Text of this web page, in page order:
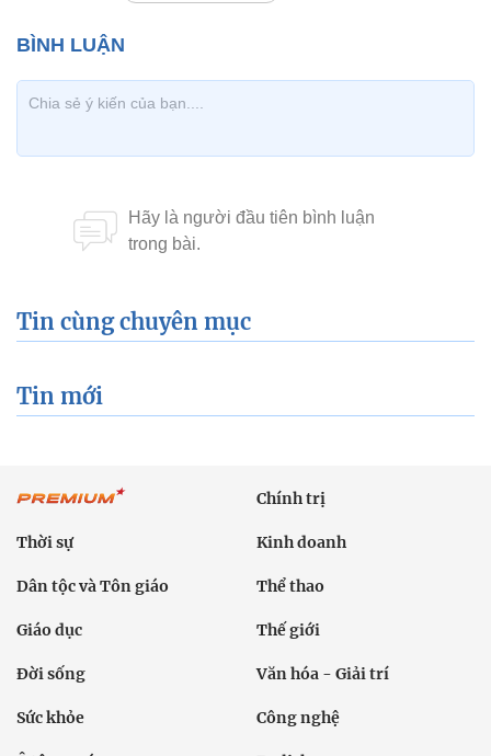
Tin cùng chuyên mục
Tin mới
Chính trị
Thời sự Kinh doanh
Dân tộc và Tôn giáo Thể thao
Giáo dục Thế giới
Đời sống Văn hóa - Giải trí
Sức khỏe Công nghệ